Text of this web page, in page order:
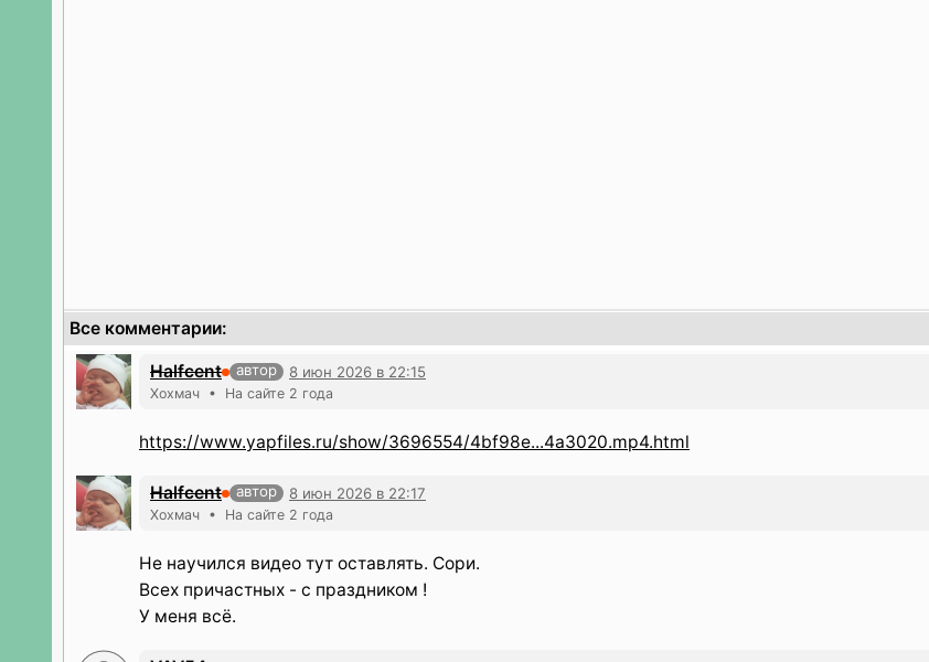
Все комментарии:
Halfcent автор 8 июн 2026 в 22:15
Хохмач • На сайте 2 года
https://www.yapfiles.ru/show/3696554/4bf98e...4a3020.mp4.html
Halfcent автор 8 июн 2026 в 22:17
Хохмач • На сайте 2 года
Не научился видео тут оставлять. Сори.
Всех причастных - с праздником !
У меня всё.